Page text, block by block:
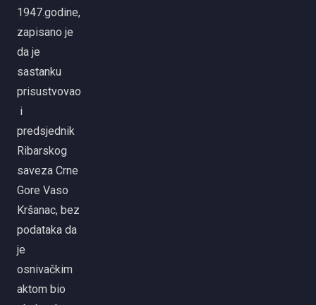
1947.godine,
zapisano je
da je
sastanku
prisustvovao
i
predsjednik
Ribarskog
saveza Crne
Gore Vaso
Kršanac, bez
podataka da
je
osnivačkim
aktom bio